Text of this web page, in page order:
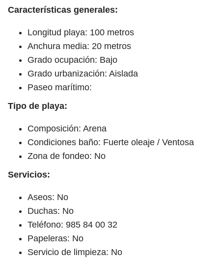
Características generales:
Longitud playa: 100 metros
Anchura media: 20 metros
Grado ocupación: Bajo
Grado urbanización: Aislada
Paseo marítimo:
Tipo de playa:
Composición: Arena
Condiciones baño: Fuerte oleaje / Ventosa
Zona de fondeo: No
Servicios:
Aseos: No
Duchas: No
Teléfono: 985 84 00 32
Papeleras: No
Servicio de limpieza: No